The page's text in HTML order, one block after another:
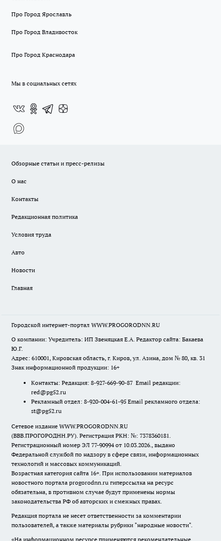
Про Город Ярославль
Про Город Владивосток
Про Город Краснодара
Мы в социальных сетях
Обзорные статьи и пресс-релизы
О нас
Контакты
Редакционная политика
Условия труда
Авто
Новости
Главная
Городской интернет-портал WWW.PROGORODNN.RU
О компании: Учредитель: ИП Звеняцкая Е.А. Редактор сайта: Бакаева
Ю.Г.
Адрес: 610001, Кировская область, г. Киров, ул. Азина, дом № 80, кв. 31
Знак информационной продукции: 16+
Контакты: Редакция: 8-927-669-90-87 Email редакции:
red@pg52.ru
Рекламный отдел: 8-920-004-61-95 Email рекламного отдела:
st@pg52.ru
Сетевое издание WWW.PROGORODNN.RU
(ВВВ.ПРОГОРОДНН.РУ). Регистрация РКН: №: 7378360181.
Регистрационный номер ЭЛ 77-90994 от 10.03.2026., выдано
Федеральной службой по надзору в сфере связи, информационных
технологий и массовых коммуникаций.
Возрастная категория сайта 16+. При использовании материалов
новостного портала progorodnn.ru гиперссылка на ресурс
обязательна, в противном случае будут применены нормы
законодательства РФ об авторских и смежных правах.
Редакция портала не несет ответственности за комментарии
пользователей, а также материалы рубрики "народные новости".
«На информационном ресурсе применяются рекомендательные